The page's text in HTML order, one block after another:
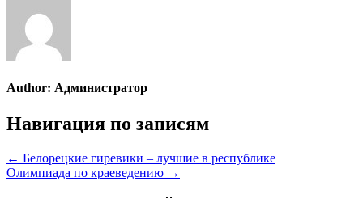
Author: Администратор
Навигация по записям
← Белорецкие гиревики – лучшие в республике
Олимпиада по краеведению →